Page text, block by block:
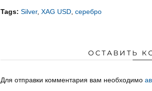
Tags: Silver, XAG USD серебро
ОСТАВИТЬ
Для отправки комментария вам необходимо